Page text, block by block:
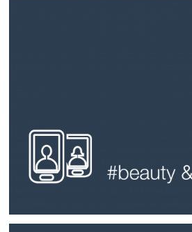
Produkte in dieser Branche zeichnen
bei Design und Farben aus. Unsere
bieten Exklusivität gepaart mit
Ob es um die Beständigkeit gegenüber